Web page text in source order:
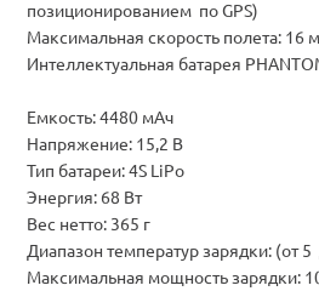
позиционированием по GPS)
Максимальная скорость полета: 16
Интеллектуальная батарея
Емкость: 4480 мАч
Напряжение: 15,2 В
Тип батареи: 4S LiPo
Энергия: 68 Вт
Вес нетто: 365 г
Диапазон температур зарядки: (от 5
Максимальная мощность зарядки: